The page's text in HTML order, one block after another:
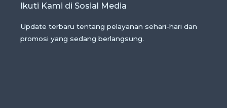
Ikuti Kami di Sosial Media
Update terbaru tentang pelayanan sehari-hari dan
promosi yang sedang berlangsung.